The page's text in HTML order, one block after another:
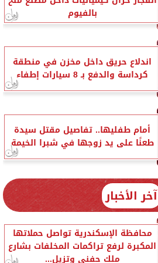
بالفيوم
اندلاع حريق داخل مخزن في منطقة
كرداسة والدفع بـ 8 سيارات إطفاء
أمام طفليها.. تفاصيل مقتل سيدة
طعنًا على يد زوجها في شبرا الخيمة
آخر الأخبار
محافظة الإسكندرية تواصل حملاتها
المكبرة لرفع تراكمات المخلفات بشارع
ملك حفني وتزيل...